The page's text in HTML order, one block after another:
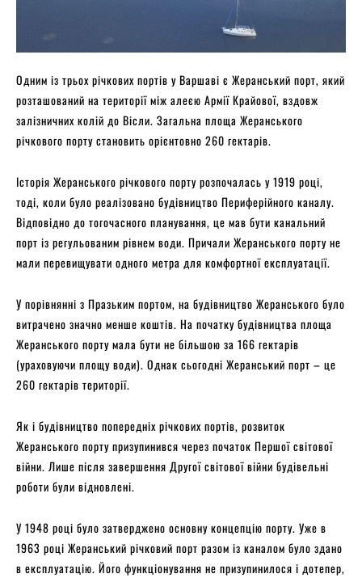
Одним із трьох річкових портів у Варшаві є Жеранський порт, який
розташований на території між алеєю Армії Крайової, вздовж
залізничних колій до Вісли. Загальна площа Жеранського
річкового порту становить орієнтовно 260 гектарів.
Історія Жеранського річкового порту розпочалась у 1919 році,
тоді, коли було реалізовано будівництво Периферійного каналу.
Відповідно до тогочасного планування, це мав бути канальний
порт із регульованим рівнем води. Причали Жеранського порту не
мали перевищувати одного метра для комфортної експлуатації.
У порівнянні з Празьким портом, на будівництво Жеранського було
витрачено значно менше коштів. На початку будівництва площа
Жеранського порту мала бути не більшою за 166 гектарів
(ураховуючи площу води). Однак сьогодні Жеранський порт – це
260 гектарів території.
Як і будівництво попередніх річкових портів, розвиток
Жеранського порту призупинився через початок Першої світової
війни. Лише після завершення Другої світової війни будівельні
роботи були відновлені.
У 1948 році було затверджено основну концепцію порту. Уже в
1963 році Жеранський річковий порт разом із каналом було здано
в експлуатацію. Його функціонування не призупинилося і дотепер,